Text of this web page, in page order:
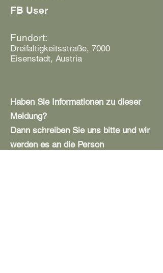
FB User
Fundort:
Dreifaltigkeitsstraße, 7000
Eisenstadt, Austria
Haben Sie Informationen zu dieser
Meldung?
Dann schreiben Sie uns bitte und wir
werden es an die Person